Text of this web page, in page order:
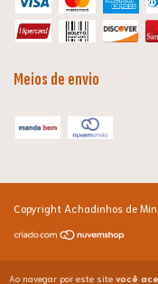
Ao navegar por este site você
Meios de envio
Copyright Achadinhos de